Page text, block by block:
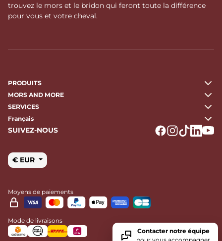
trouvez le mors et le bridon qui feront toute la différence
pour vous et votre cheval.
PRODUITS
MORS AND MORE
SERVICES
Français
SUIVEZ-NOUS
€ EUR
Moyens de paiements
Mode de livraisons
Contacter notre équipe